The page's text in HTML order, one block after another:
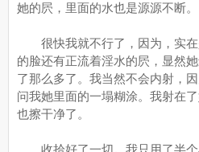
她的屄，里面的水也是源源不断。
很快我就不行了，因为，实在
的脸还有正流着淫水的屄，显然
了那么多了。我当然不会内射，
问我她里面的一塌糊涂。我射在
也擦干净了。
收拾好了一切。我只用了半个